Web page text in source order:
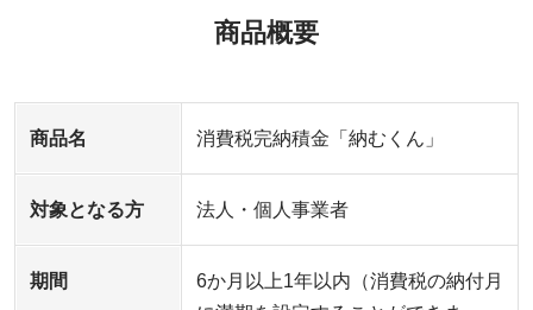
商品概要
商品名 消費税完納積金「納むくん」
対象となる方 法人・個人事業者
期間
6か月以上1年以内（消費税の納付月